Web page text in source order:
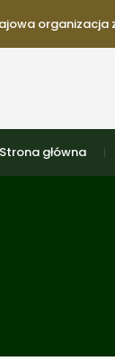
organizacja
Strona główna